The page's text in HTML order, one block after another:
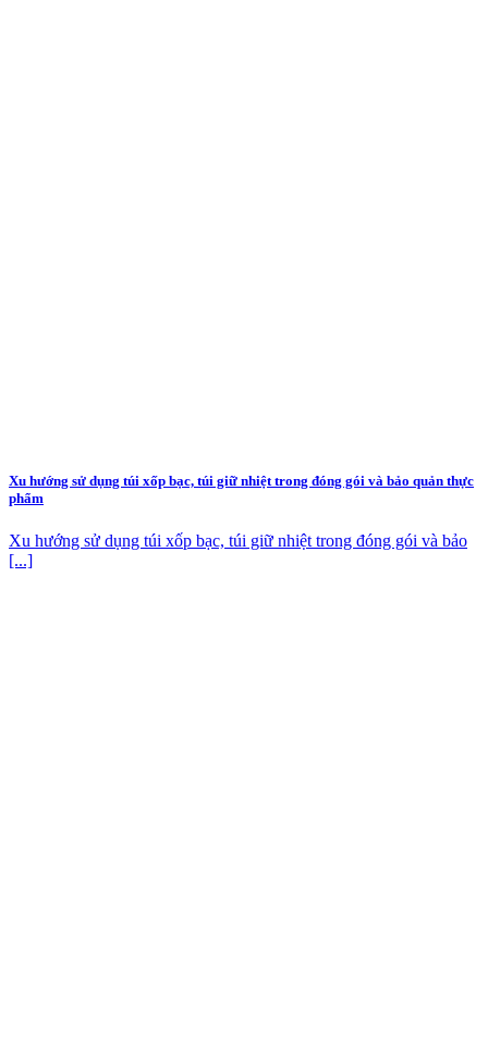
Xu hướng sử dụng túi xốp bạc, túi giữ nhiệt trong đóng gói và bảo quản thực
phẩm
Xu hướng sử dụng túi xốp bạc, túi giữ nhiệt trong đóng gói và bảo
[...]